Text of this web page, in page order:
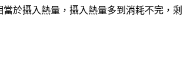
於攝入熱量，攝入熱量多到消耗不完，剩